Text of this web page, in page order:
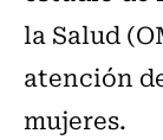
la Salud
atención
mujeres.